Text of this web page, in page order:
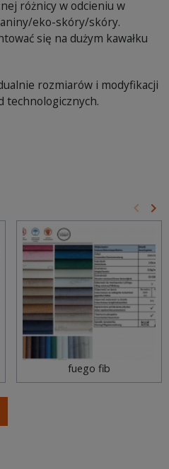
różnicy w odcieniu w
eko-skóry/skóry.
się na dużym kawałku
rozmiarów i modyfikacji
technologicznych.
keyboard_arrow_left keyboard_arrow_right
fuego fib